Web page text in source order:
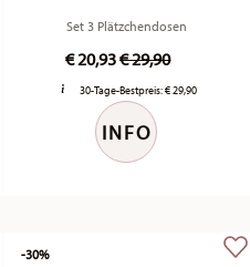
Set 3 Plätzchendosen
€ 20,93Price reduced
€ 29,90to
30-Tage-Bestpreis:€ 29,90
INFO
-30%